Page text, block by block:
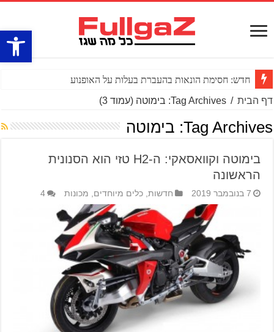
פתח
חדש: חסימת הונאות בהעברת בעלות על האופנוע
דף הבית / Tag Archives: בימוטה (עמוד 3)
Tag Archives: בימוטה
בימוטה וקוואסאקי: ה-H2 טזי הוא הסנונית
הראשונה
7 בנובמבר 2019 חדשות ,כלים מיוחדים מכונות 4